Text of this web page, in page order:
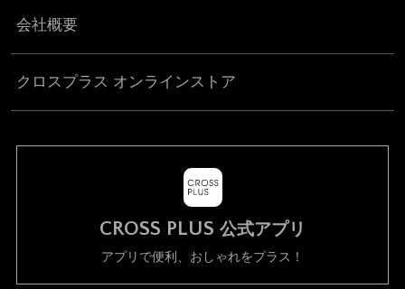
会社概要
クロスプラス オンラインストア
CROSS PLUS 公式アプリ
アプリで便利、おしゃれをプラス！